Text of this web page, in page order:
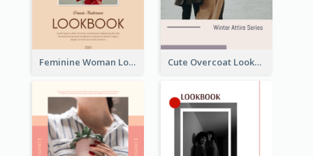
Feminine Woman Lookbook Cute Overcoat Lookbook